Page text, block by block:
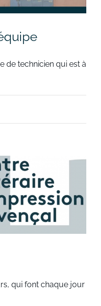
de technicien qui est à
qui font chaque jour